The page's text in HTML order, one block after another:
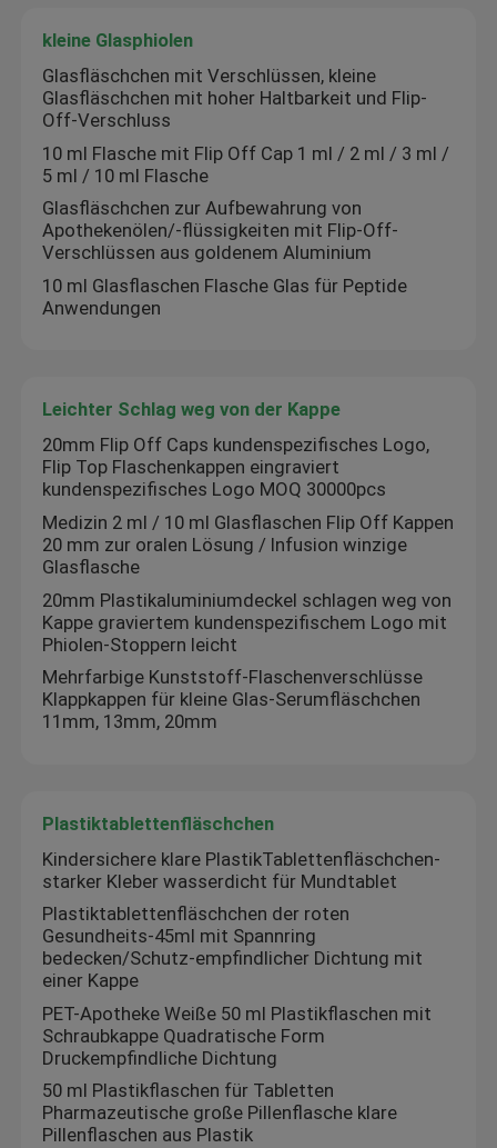
Haus
Produkte
Über uns
Qualitätskontrolle
Treten Sie mit uns in Verbindung
Fordern Sie ein Zitat
Aufkleber der Phiolen-10mL
Kästen der Phiolen-10ml
kleine Glasphiolen
Glasfläschchen mit Verschlüssen, kleine
Glasfläschchen mit hoher Haltbarkeit und Flip-
Off-Verschluss
10 ml Flasche mit Flip Off Cap 1 ml / 2 ml / 3 ml /
5 ml / 10 ml Flasche
Glasfläschchen zur Aufbewahrung von
Apothekenölen/-flüssigkeiten mit Flip-Off-
Verschlüssen aus goldenem Aluminium
10 ml Glasflaschen Flasche Glas für Peptide
Anwendungen
Leichter Schlag weg von der Kappe
20mm Flip Off Caps kundenspezifisches Logo,
Flip Top Flaschenkappen eingraviert
kundenspezifisches Logo MOQ 30000pcs
Medizin 2 ml / 10 ml Glasflaschen Flip Off Kappen
20 mm zur oralen Lösung / Infusion winzige
Glasflasche
20mm Plastikaluminiumdeckel schlagen weg von
Kappe graviertem kundenspezifischem Logo mit
Phiolen-Stoppern leicht
Mehrfarbige Kunststoff-Flaschenverschlüsse
Klappkappen für kleine Glas-Serumfläschchen
11mm, 13mm, 20mm
Plastiktablettenfläschchen
Kindersichere klare PlastikTablettenfläschchen-
starker Kleber wasserdicht für Mundtablet
Plastiktablettenfläschchen der roten
Gesundheits-45ml mit Spannring
bedecken/Schutz-empfindlicher Dichtung mit
einer Kappe
PET-Apotheke Weiße 50 ml Plastikflaschen mit
Schraubkappe Quadratische Form
Druckempfindliche Dichtung
50 ml Plastikflaschen für Tabletten
Pharmazeutische große Pillenflasche klare
Pillenflaschen aus Plastik